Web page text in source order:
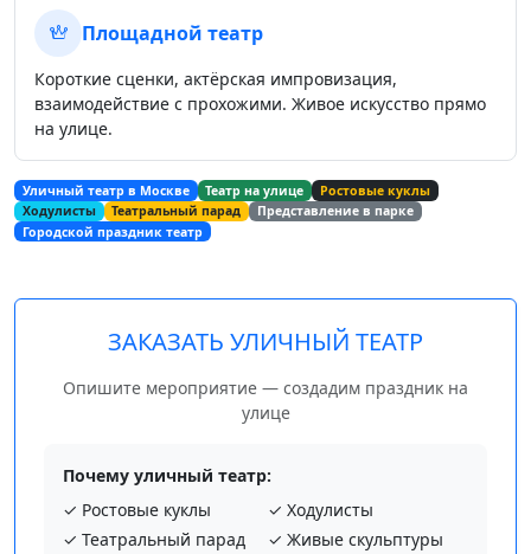
Площадной театр
Короткие сценки, актёрская импровизация,
взаимодействие с прохожими. Живое искусство прямо
на улице.
Уличный театр в Москве Театр на улице
Ростовые куклы
Ходулисты
Театральный парад
Представление в парке
Городской праздник театр
ЗАКАЗАТЬ УЛИЧНЫЙ ТЕАТР
Опишите мероприятие — создадим праздник на
улице
Почему уличный театр:
✓ Ростовые куклы
✓ Ходулисты
✓ Театральный парад
✓ Живые скульптуры